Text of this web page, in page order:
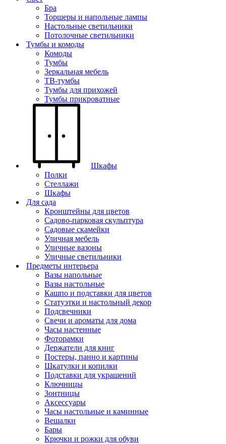
Бра
Торшеры и напольные лампы
Настольные светильники
Потолочные светильники
Тумбы и комоды
Комоды
Тумбы
Зеркальная мебель
ТВ-тумбы
Тумбы для прихожей
Тумбы прикроватные
Шкафы
Полки
Стеллажи
Шкафы
Для сада
Кронштейны для цветов
Садово-парковая скульптура
Садовые скамейки
Уличная мебель
Уличные вазоны
Уличные светильники
Предметы интерьера
Вазы напольные
Вазы настольные
Кашпо и подставки для цветов
Статуэтки и настольный декор
Подсвечники
Свечи и ароматы для дома
Часы настенные
Фоторамки
Держатели для книг
Постеры, панно и картины
Шкатулки и копилки
Подставки для украшений
Ключницы
Зонтницы
Аксессуары
Часы настольные и каминные
Вешалки
Бары
Крючки и рожки для обуви